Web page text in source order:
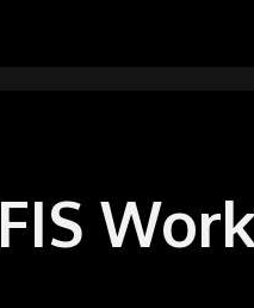
FIS